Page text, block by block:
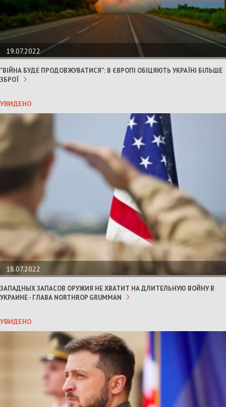
19.07.2022
"ВІЙНА БУДЕ ПРОДОВЖУВАТИСЯ": В ЄВРОПІ ОБІЦЯЮТЬ УКРАЇНІ БІЛЬШЕ
ЗБРОЇ
УВИДЕНО
18.07.2022
ЗАПАДНЫХ ЗАПАСОВ ОРУЖИЯ НЕ ХВАТИТ НА ДЛИТЕЛЬНУЮ ВОЙНУ В
УКРАИНЕ - ГЛАВА NORTHROP GRUMMAN
УВИДЕНО